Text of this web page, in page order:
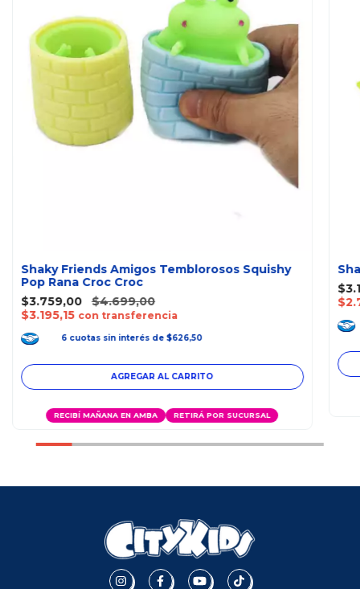
Shaky Friends Amigos Temblorosos Squishy
Pop Rana Croc Croc
$3.759,00
$4.699,00
$3.195,15 con transferencia
6 cuotas sin interés de $626,50
RECIBÍ MAÑANA EN AMBA RETIRÁ POR SUCURSAL